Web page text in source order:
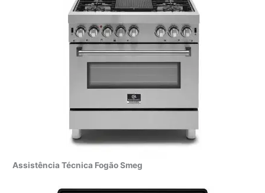
Assistência Técnica Fogão Smeg